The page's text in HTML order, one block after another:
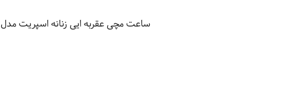
ساعت مچی عقربه ایی زنانه اسپریت مدل ES1L181M0085